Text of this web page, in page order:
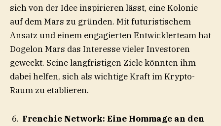
sich von der Idee inspirieren lässt, eine Kolonie
auf dem Mars zu gründen. Mit futuristischem
Ansatz und einem engagierten Entwicklerteam hat
Dogelon Mars das Interesse vieler Investoren
geweckt. Seine langfristigen Ziele könnten ihm
dabei helfen, sich als wichtige Kraft im Krypto-
Raum zu etablieren.
Frenchie Network: Eine Hommage an den